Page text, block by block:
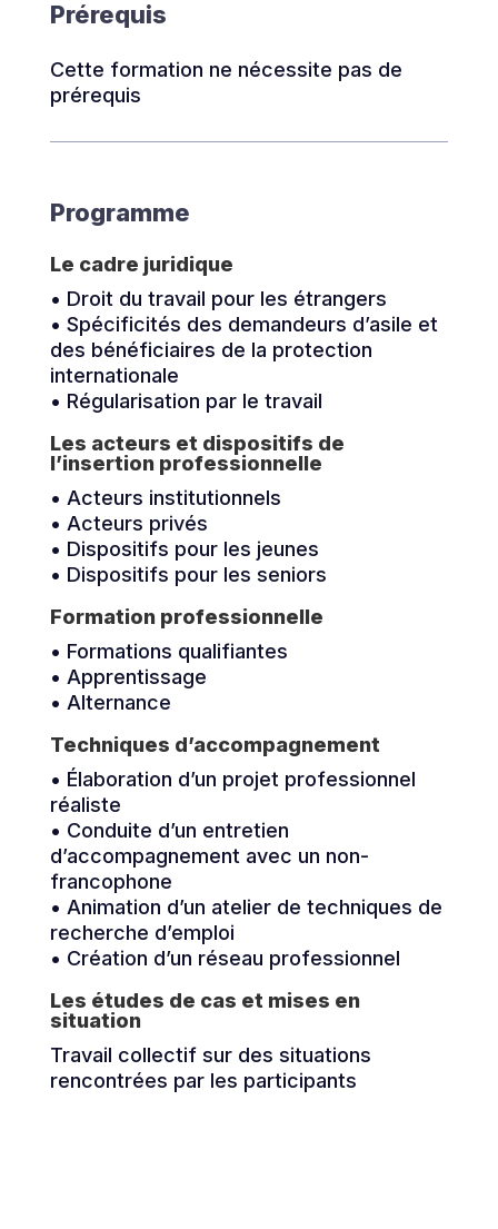
Prérequis
Cette formation ne nécessite pas de
prérequis
Programme
Le cadre juridique
• Droit du travail pour les étrangers
• Spécificités des demandeurs d’asile et
des bénéficiaires de la protection
internationale
• Régularisation par le travail
Les acteurs et dispositifs de
l’insertion professionnelle
• Acteurs institutionnels
• Acteurs privés
• Dispositifs pour les jeunes
• Dispositifs pour les seniors
Formation professionnelle
• Formations qualifiantes
• Apprentissage
• Alternance
Techniques d’accompagnement
• Élaboration d’un projet professionnel
réaliste
• Conduite d’un entretien
d’accompagnement avec un non-
francophone
• Animation d’un atelier de techniques de
recherche d’emploi
• Création d’un réseau professionnel
Les études de cas et mises en
situation
Travail collectif sur des situations
rencontrées par les participants